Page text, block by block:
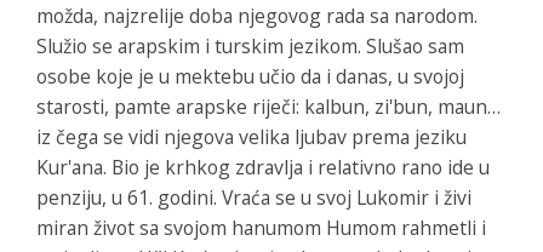
možda, najzrelije doba njegovog rada sa narodom.
Služio se arapskim i turskim jezikom. Slušao sam
osobe koje je u mektebu učio da i danas, u svojoj
starosti, pamte arapske riječi: kalbun, zi'bun, maun…
iz čega se vidi njegova velika ljubav prema jeziku
Kur'ana. Bio je krhkog zdravlja i relativno rano ide u
penziju, u 61. godini. Vraća se u svoj Lukomir i živi
miran život sa svojom hanumom Humom rahmetli i